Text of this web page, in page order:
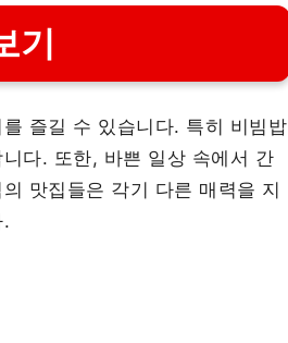
기
즐길 수 있습니다. 특히 비빔밥
다. 또한, 바쁜 일상 속에서 간
맛집들은 각기 다른 매력을 지